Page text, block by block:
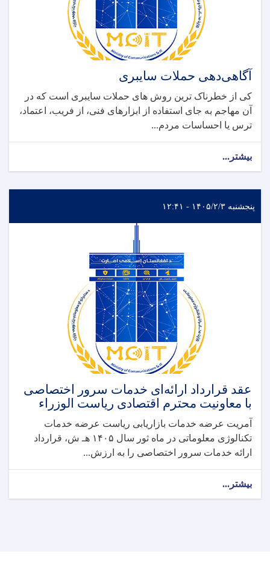
آگاهی‌دهی حملات سایبری
کی از خطرناک ‌ترین روش ‌های حملات سایبری است که در
آن مهاجم به ‌جای استفاده از ابزارهای فنی، از فریب، اعتماد،
ترس یا احساسات مردم...
بیشتر...
پنجشنبه ۱۴۰۵/۲/۳ - ۱۲:۴۱
عقد قرارداد ارائه‌ای خدمات سرور اختصاصی
با معاونیت محترم اقتصادی ریاست الوزراء
آمریت عرضه‌ خدمات بازاریابی ریاست عرضه خدمات
تکنالوژی معلوماتی در ماه ثور سال ۱۴۰۵ هـ ش، قرارداد
ارائه خدمات سرور اختصاصی را به ارزش...
بیشتر...